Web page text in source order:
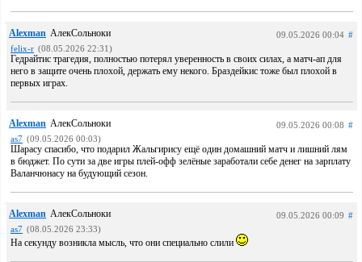
Alexman АлекСольноки 09.05.2026 00:04 #
felix-r (08.05.2026 22:31)
Гедрайтис трагедия, полностью потерял уверенность в своих силах, а матч-ап для
него в защите очень плохой, держать ему некого. Браздейкис тоже был плохой в
первых играх.
Alexman АлекСольноки 09.05.2026 00:08 #
as7 (09.05.2026 00:03)
Шарасу спасибо, что подарил Жальгирису ещё один домашний матч и лишний лям
в бюджет. По сути за две игры плей-офф зелёные заработали себе денег на зарплату
Валанчюнасу на будующий сезон.
Alexman АлекСольноки 09.05.2026 00:09 #
as7 (08.05.2026 23:33)
На секунду возникла мысль, что они специально слили